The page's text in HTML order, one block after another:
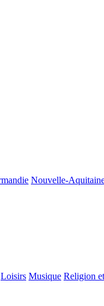
Nouvelle-
Loisirs Musique Religion